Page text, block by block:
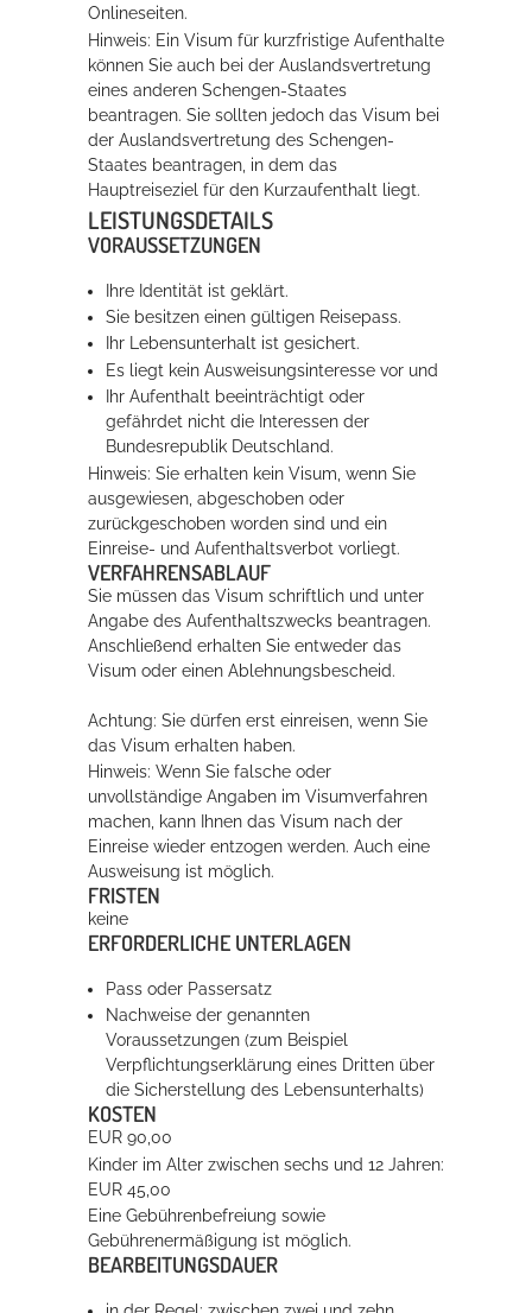
Onlineseiten.
Hinweis: Ein Visum für kurzfristige Aufenthalte
können Sie auch bei der Auslandsvertretung
eines anderen Schengen-Staates
beantragen. Sie sollten jedoch das Visum bei
der Auslandsvertretung des Schengen-
Staates beantragen, in dem das
Hauptreiseziel für den Kurzaufenthalt liegt.
LEISTUNGSDETAILS
VORAUSSETZUNGEN
Ihre Identität ist geklärt.
Sie besitzen einen gültigen Reisepass.
Ihr Lebensunterhalt ist gesichert.
Es liegt kein Ausweisungsinteresse vor und
Ihr Aufenthalt beeinträchtigt oder
gefährdet nicht die Interessen der
Bundesrepublik Deutschland.
Hinweis: Sie erhalten kein Visum, wenn Sie
ausgewiesen, abgeschoben oder
zurückgeschoben worden sind und ein
Einreise- und Aufenthaltsverbot vorliegt.
VERFAHRENSABLAUF
Sie müssen das Visum schriftlich und unter
Angabe des Aufenthaltszwecks beantragen.
Anschließend erhalten Sie entweder das
Visum oder einen Ablehnungsbescheid.
Achtung: Sie dürfen erst einreisen, wenn Sie
das Visum erhalten haben.
Hinweis: Wenn Sie falsche oder
unvollständige Angaben im Visumverfahren
machen, kann Ihnen das Visum nach der
Einreise wieder entzogen werden. Auch eine
Ausweisung ist möglich.
FRISTEN
keine
ERFORDERLICHE UNTERLAGEN
Pass oder Passersatz
Nachweise der genannten
Voraussetzungen (zum Beispiel
Verpflichtungserklärung eines Dritten über
die Sicherstellung des Lebensunterhalts)
KOSTEN
EUR 90,00
Kinder im Alter zwischen sechs und 12 Jahren:
EUR 45,00
Eine Gebührenbefreiung sowie
Gebührenermäßigung ist möglich.
BEARBEITUNGSDAUER